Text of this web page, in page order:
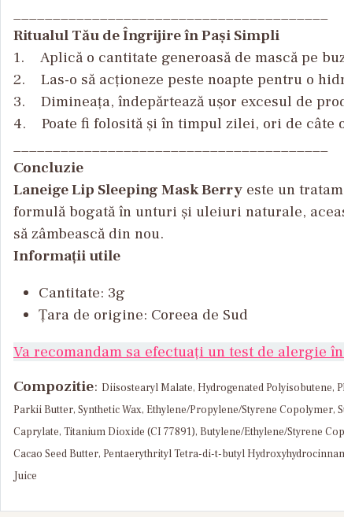
Ritualul Tău de Îngrijire în Pași Simpli
1. Aplică o cantitate generoasă de mască pe
2. Las-o să acționeze peste noapte pentru o
3. Dimineața, îndepărtează ușor excesul de
4. Poate fi folosită și în timpul zilei, ori de câte
Concluzie
Laneige Lip Sleeping Mask Berry este un
formulă bogată în unturi și uleiuri naturale,
să zâmbească din nou.
Informații utile
Cantitate: 3g
Țara de origine: Coreea de Sud
Va recomandam sa efectuați un test de
Compozitie: Diisostearyl Malate, Hydrogenated
Parkii Butter, Synthetic Wax, Ethylene/Propylene/Styrene
Caprylate, Titanium Dioxide (CI 77891), Butylene/Ethylene/Styrene
Cacao Seed Butter, Pentaerythrityl Tetra-di-t-butyl
Juice